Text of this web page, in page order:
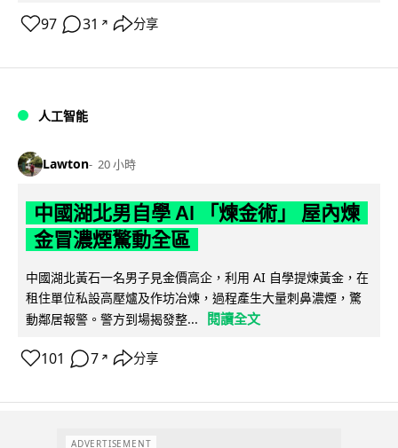
97 31 ↗ 分享
人工智能
Lawton 20 小時
中國湖北男自學 AI 「煉金術」 屋內煉
金冒濃煙驚動全區
中國湖北黃石一名男子見金價高企，利用 AI 自學提煉黃金，在
租住單位私設高壓爐及作坊冶煉，過程產生大量刺鼻濃煙，驚
動鄰居報警。警方到場揭發整...
閱讀全文
101 7 ↗ 分享
ADVERTISEMENT